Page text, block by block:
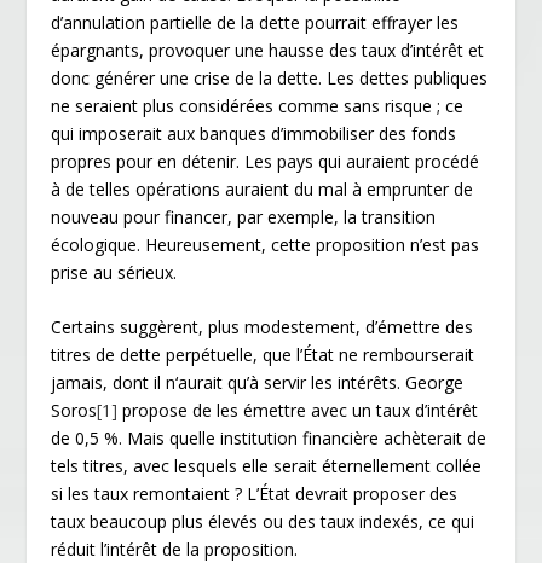
d’annulation partielle de la dette pourrait effrayer les
épargnants, provoquer une hausse des taux d’intérêt et
donc générer une crise de la dette. Les dettes publiques
ne seraient plus considérées comme sans risque ; ce
qui imposerait aux banques d’immobiliser des fonds
propres pour en détenir. Les pays qui auraient procédé
à de telles opérations auraient du mal à emprunter de
nouveau pour financer, par exemple, la transition
écologique. Heureusement, cette proposition n’est pas
prise au sérieux.
Certains suggèrent, plus modestement, d’émettre des
titres de dette perpétuelle, que l’État ne rembourserait
jamais, dont il n‘aurait qu’à servir les intérêts. George
Soros[1] propose de les émettre avec un taux d’intérêt
de 0,5 %. Mais quelle institution financière achèterait de
tels titres, avec lesquels elle serait éternellement collée
si les taux remontaient ? L’État devrait proposer des
taux beaucoup plus élevés ou des taux indexés, ce qui
réduit l’intérêt de la proposition.